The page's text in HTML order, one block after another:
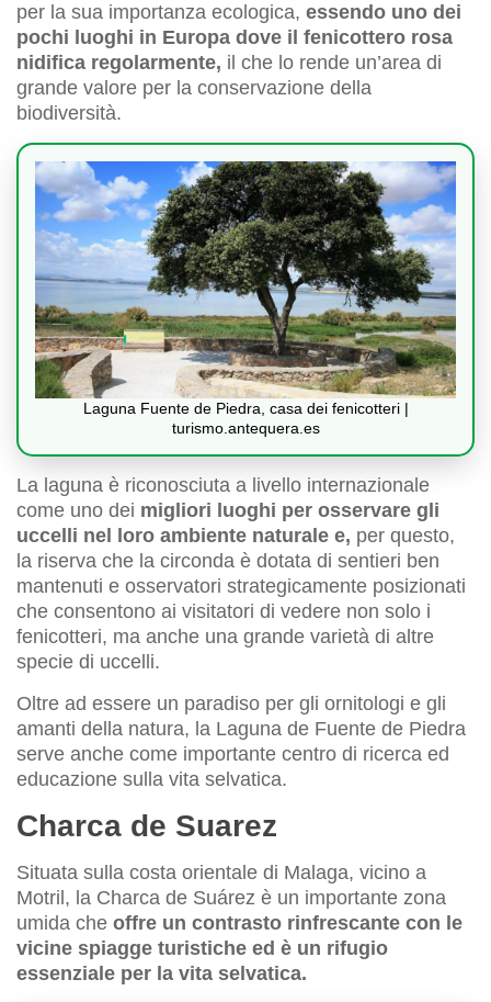
per la sua importanza ecologica, essendo uno dei
pochi luoghi in Europa dove il fenicottero rosa
nidifica regolarmente, il che lo rende un’area di
grande valore per la conservazione della
biodiversità.
Laguna Fuente de Piedra, casa dei fenicotteri |
turismo.antequera.es
La laguna è riconosciuta a livello internazionale
come uno dei migliori luoghi per osservare gli
uccelli nel loro ambiente naturale e, per questo,
la riserva che la circonda è dotata di sentieri ben
mantenuti e osservatori strategicamente posizionati
che consentono ai visitatori di vedere non solo i
fenicotteri, ma anche una grande varietà di altre
specie di uccelli.
Oltre ad essere un paradiso per gli ornitologi e gli
amanti della natura, la Laguna de Fuente de Piedra
serve anche come importante centro di ricerca ed
educazione sulla vita selvatica.
Charca de Suarez
Situata sulla costa orientale di Malaga, vicino a
Motril, la Charca de Suárez è un importante zona
umida che offre un contrasto rinfrescante con le
vicine spiagge turistiche ed è un rifugio
essenziale per la vita selvatica.